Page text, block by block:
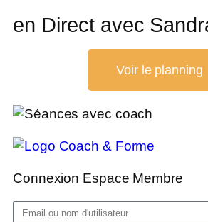
en Direct avec
Voir le planning
Connexion Espace Membre